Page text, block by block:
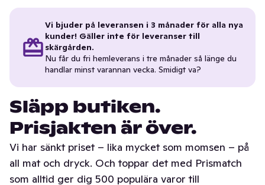
Vi bjuder på leveransen i 3 månader för alla nya
kunder! Gäller inte för leveranser till
skärgården.
Nu får du fri hemleverans i tre månader så länge du
handlar minst varannan vecka. Smidigt va?
Släpp butiken.
Prisjakten är över.
Vi har sänkt priset – lika mycket som momsen – på
all mat och dryck. Och toppar det med Prismatch
som alltid ger dig 500 populära varor till